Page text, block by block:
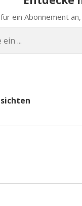
ein Abon­ne­ment